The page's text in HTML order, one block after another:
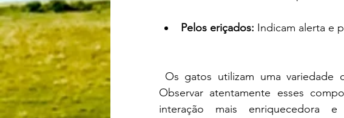
Pelos eriçados: Indicam alerta e
Os gatos utilizam uma variedade
Observar atentamente esses
interação mais enriquecedora